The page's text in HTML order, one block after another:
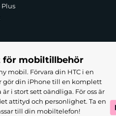
Plus
för mobiltillbehör
mobil. Förvara din HTC i en
gör din iPhone till en komplett
i stort sett oändliga. För oss är
attityd och personlighet. Ta en
till din mobiltelefon!